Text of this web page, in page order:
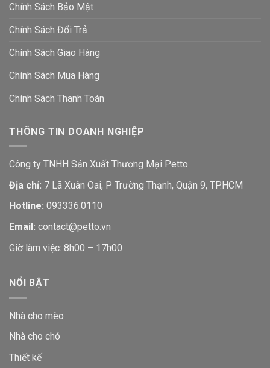
Chính Sách Bảo Mật
Chính Sách Đổi Trả
Chính Sách Giao Hàng
Chính Sách Mua Hàng
Chính Sách Thanh Toán
THÔNG TIN DOANH NGHIỆP
Công ty TNHH Sản Xuất Thương Mại Petto
Địa chỉ: 7 Lã Xuân Oai, P Trường Thạnh, Quận 9, TP.HCM
Hotline: 093336.0110
Email: contact@petto.vn
Giờ làm việc: 8h00 – 17h00
NỔI BẬT
Nhà cho mèo
Nhà cho chó
Thiết kế